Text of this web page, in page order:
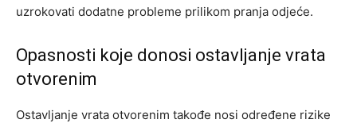
uzrokovati dodatne probleme prilikom pranja odjeće.
Opasnosti koje donosi ostavljanje vrata
otvorenim
Ostavljanje vrata otvorenim takođe nosi određene rizike